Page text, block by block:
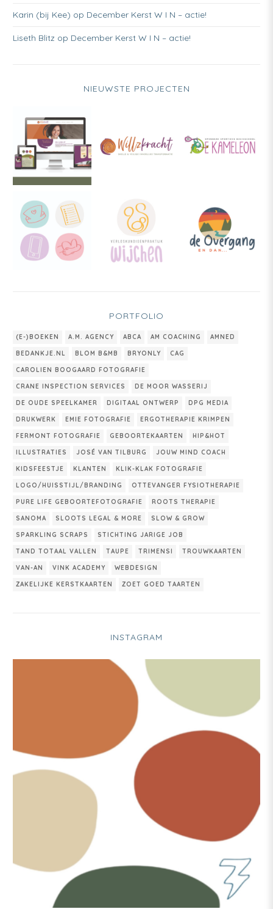
Karin (bij Kee) op December Kerst W I N – actie!
Liseth Blitz op December Kerst W I N – actie!
NIEUWSTE PROJECTEN
PORTFOLIO
(E-)BOEKEN A.M. AGENCY ABCA AM COACHING AMNED
BEDANKJE.NL BLOM B&MB BRYONLY CAG
CAROLIEN BOOGAARD FOTOGRAFIE
CRANE INSPECTION SERVICES DE MOOR WASSERIJ
DE OUDE SPEELKAMER DIGITAAL ONTWERP DPG MEDIA
DRUKWERK EMIE FOTOGRAFIE ERGOTHERAPIE KRIMPEN
FERMONT FOTOGRAFIE GEBOORTEKAARTEN HIP&HOT
ILLUSTRATIES JOSÉ VAN TILBURG JOUW MIND COACH
KIDSFEESTJE KLANTEN KLIK-KLAK FOTOGRAFIE
LOGO/HUISSTIJL/BRANDING OTTEVANGER FYSIOTHERAPIE
PURE LIFE GEBOORTEFOTOGRAFIE ROOTS THERAPIE
SANOMA SLOOTS LEGAL & MORE SLOW & GROW
SPARKLING SCRAPS STICHTING JARIGE JOB
TAND TOTAAL VALLEN TAUPE TRIMENSI TROUWKAARTEN
VAN-AN VINK ACADEMY WEBDESIGN
ZAKELIJKE KERSTKAARTEN ZOET GOED TAARTEN
INSTAGRAM